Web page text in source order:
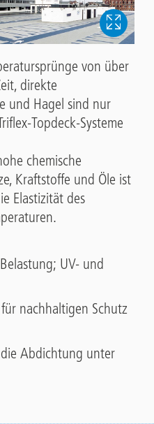
von über
direkte
und Hagel sind nur
Topdeck-Systeme
chemische
Kraftstoffe und Öle ist
Elastizität des
UV- und
nachhaltigen Schutz
Abdichtung unter